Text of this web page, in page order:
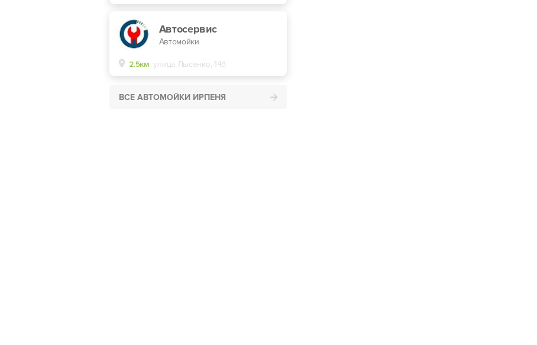
Автосервис
Автомойки
2.5км улица Лысенко, 14б
ВСЕ АВТОМОЙКИ ИРПЕНЯ